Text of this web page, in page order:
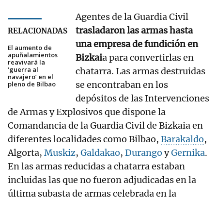
RELACIONADAS
El aumento de
apuñalamientos
reavivará la
‘guerra al
navajero’ en el
pleno de Bilbao
Agentes de la Guardia Civil
trasladaron las armas hasta
una empresa de fundición en
Bizkaia para convertirlas en
chatarra. Las armas destruidas
se encontraban en los
depósitos de las Intervenciones
de Armas y Explosivos que dispone la
Comandancia de la Guardia Civil de Bizkaia en
diferentes localidades como Bilbao, Barakaldo,
Algorta, Muskiz, Galdakao, Durango yGernika.
En las armas reducidas a chatarra estaban
incluidas las que no fueron adjudicadas en la
última subasta de armas celebrada en la